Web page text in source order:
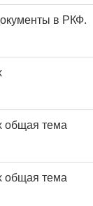
в РКФ.
общая тема
общая тема